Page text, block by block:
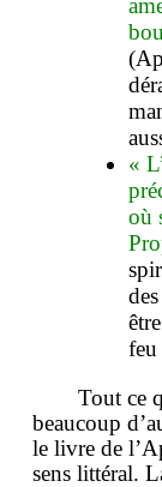
«
où
feu
Tout ce
beaucoup
le livre de
sens littéral.